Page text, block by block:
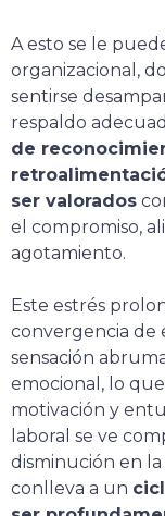
A esto se le
organizacional,
sentirse
respaldo
de
ser valorados
el compromiso,
agotamiento.
Este estrés
convergencia de
sensación
emocional, lo
motivación y
laboral se ve
disminución en
conlleva a un